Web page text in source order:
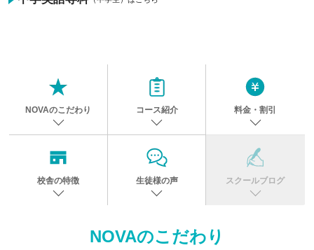
NOVAのこだわり コース紹介 料金・割引
校舎の特徴 生徒様の声 スクールブログ
NOVAのこだわり